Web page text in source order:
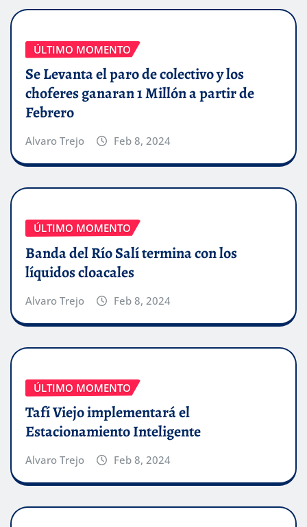
ÚLTIMO MOMENTO
Se Levanta el paro de colectivo y los
choferes ganaran 1 Millón a partir de
Febrero
Alvaro Trejo Feb 8, 2024
ÚLTIMO MOMENTO
Banda del Río Salí termina con los
líquidos cloacales
Alvaro Trejo Feb 8, 2024
ÚLTIMO MOMENTO
Tafí Viejo implementará el
Estacionamiento Inteligente
Alvaro Trejo Feb 8, 2024